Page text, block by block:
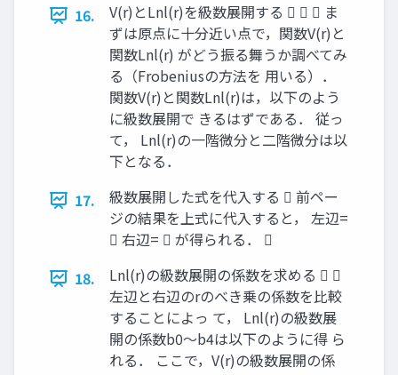
16.
V(r)とLnl(r)を級数展開する    ま
ずは原点に十分近い点で，関数V(r)と
関数Lnl(r) がどう振る舞うか調べてみ
る（Frobeniusの方法を 用いる）．
関数V(r)と関数Lnl(r)は，以下のよう
に級数展開で きるはずである． 従っ
て， Lnl(r)の一階微分と二階微分は以
下となる．
17.
級数展開した式を代入する  前ペー
ジの結果を上式に代入すると， 左辺=
 右辺=  が得られる． 
18.
Lnl(r)の級数展開の係数を求める  
左辺と右辺のrのべき乗の係数を比較
することによっ て， Lnl(r)の級数展
開の係数b0～b4は以下のように得 ら
れる． ここで，V(r)の級数展開の係